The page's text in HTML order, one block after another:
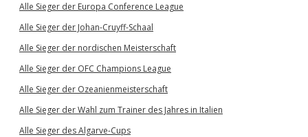
Alle Sieger der Europa Conference League
Alle Sieger der Johan-Cruyff-Schaal
Alle Sieger der nordischen Meisterschaft
Alle Sieger der OFC Champions League
Alle Sieger der Ozeanienmeisterschaft
Alle Sieger der Wahl zum Trainer des Jahres in Italien
Alle Sieger des Algarve-Cups